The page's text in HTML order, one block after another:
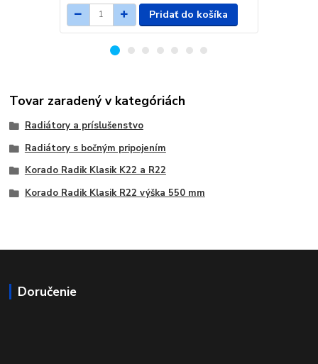
Pridať do košíka
Tovar zaradený v kategóriách
Radiátory a príslušenstvo
Radiátory s bočným pripojením
Korado Radik Klasik K22 a R22
Korado Radik Klasik R22 výška 550 mm
Doručenie